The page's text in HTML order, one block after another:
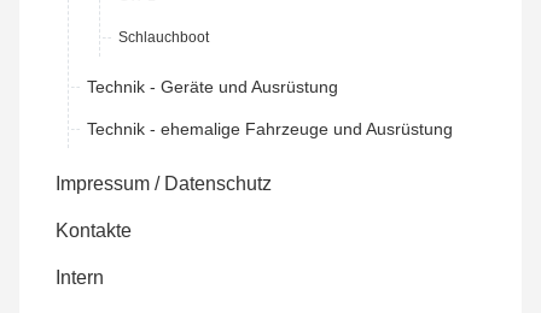
Schlauchboot
Technik - Geräte und Ausrüstung
Technik - ehemalige Fahrzeuge und Ausrüstung
Impressum / Datenschutz
Kontakte
Intern